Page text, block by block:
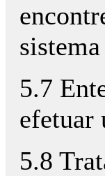
5.7
efetuar
5.8